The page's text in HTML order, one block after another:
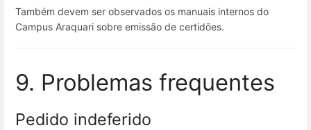
Também devem ser observados os manuais internos do
Campus Araquari sobre emissão de certidões.
9. Problemas frequentes
Pedido indeferido